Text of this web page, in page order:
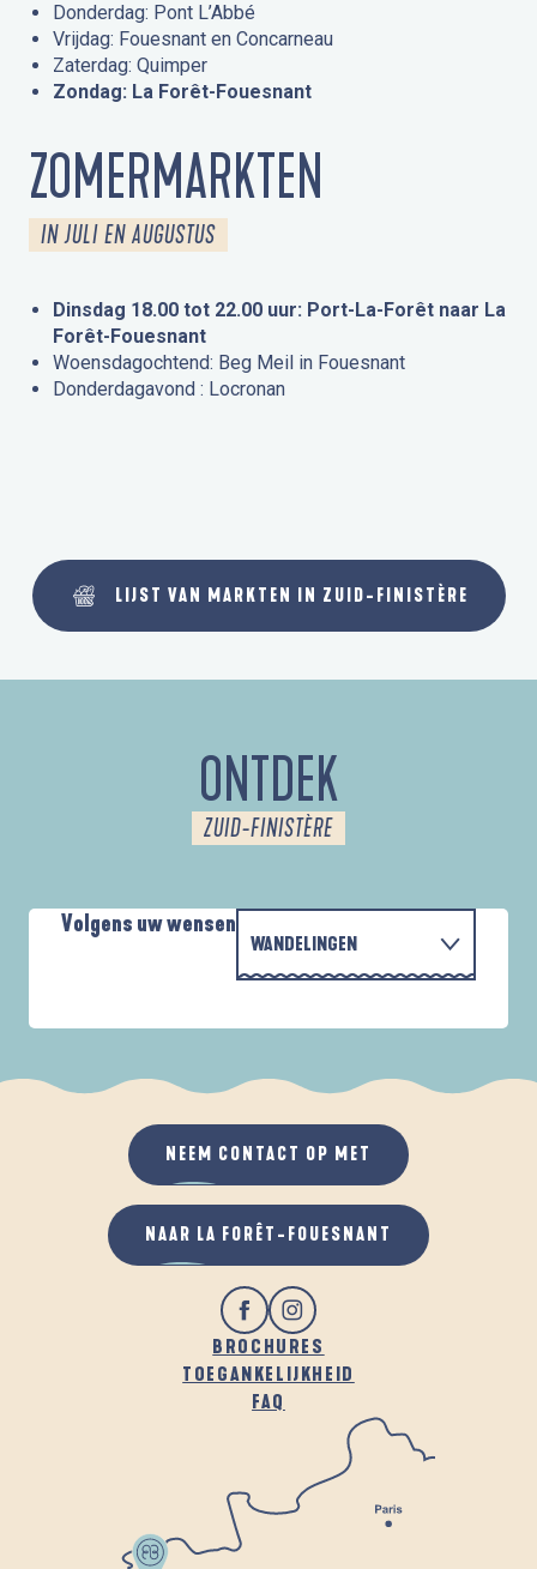
Donderdag: Pont L’Abbé
Vrijdag: Fouesnant en Concarneau
Zaterdag: Quimper
Zondag: La Forêt-Fouesnant
ZOMERMARKTEN
IN JULI EN AUGUSTUS
Dinsdag 18.00 tot 22.00 uur: Port-La-Forêt naar La
Forêt-Fouesnant
Woensdagochtend: Beg Meil in Fouesnant
Donderdagavond : Locronan
LIJST VAN MARKTEN IN ZUID-FINISTÈRE
ONTDEK
ZUID-FINISTÈRE
Volgens uw wensen
WANDELINGEN
ALS HET REGENT
IN DE FRISSE LUCHT
BROCHURES
TOEGANKELIJKHEID
FAQ
NEEM CONTACT OP MET
NAAR LA FORÊT-FOUESNANT